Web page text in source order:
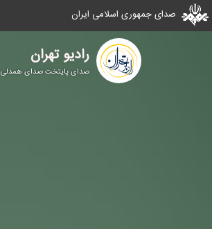
صدای جمهوری اسلامی ایران
رادیو تهران
صدای پایتخت صدای همدلی